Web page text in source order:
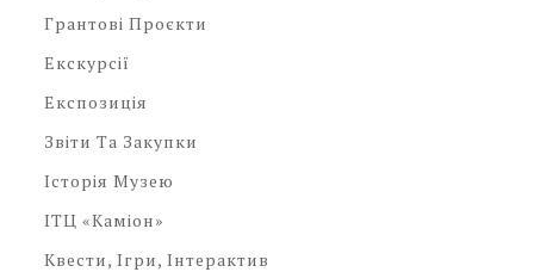
Грантові Проєкти
Екскурсії
Експозиція
Звіти Та Закупки
Історія Музею
ІТЦ «Каміон»
Квести, Ігри, Інтерактив